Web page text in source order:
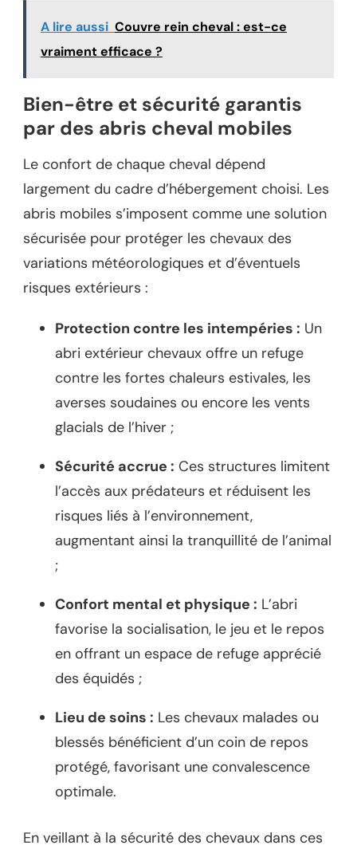
A lire aussi Couvre rein cheval : est-ce
vraiment efficace ?
Bien-être et sécurité garantis
par des abris cheval mobiles
Le confort de chaque cheval dépend
largement du cadre d’hébergement choisi. Les
abris mobiles s’imposent comme une solution
sécurisée pour protéger les chevaux des
variations météorologiques et d’éventuels
risques extérieurs :
Protection contre les intempéries : Un
abri extérieur chevaux offre un refuge
contre les fortes chaleurs estivales, les
averses soudaines ou encore les vents
glacials de l’hiver ;
Sécurité accrue : Ces structures limitent
l’accès aux prédateurs et réduisent les
risques liés à l’environnement,
augmentant ainsi la tranquillité de l’animal
;
Confort mental et physique : L’abri
favorise la socialisation, le jeu et le repos
en offrant un espace de refuge apprécié
des équidés ;
Lieu de soins : Les chevaux malades ou
blessés bénéficient d’un coin de repos
protégé, favorisant une convalescence
optimale.
En veillant à la sécurité des chevaux dans ces